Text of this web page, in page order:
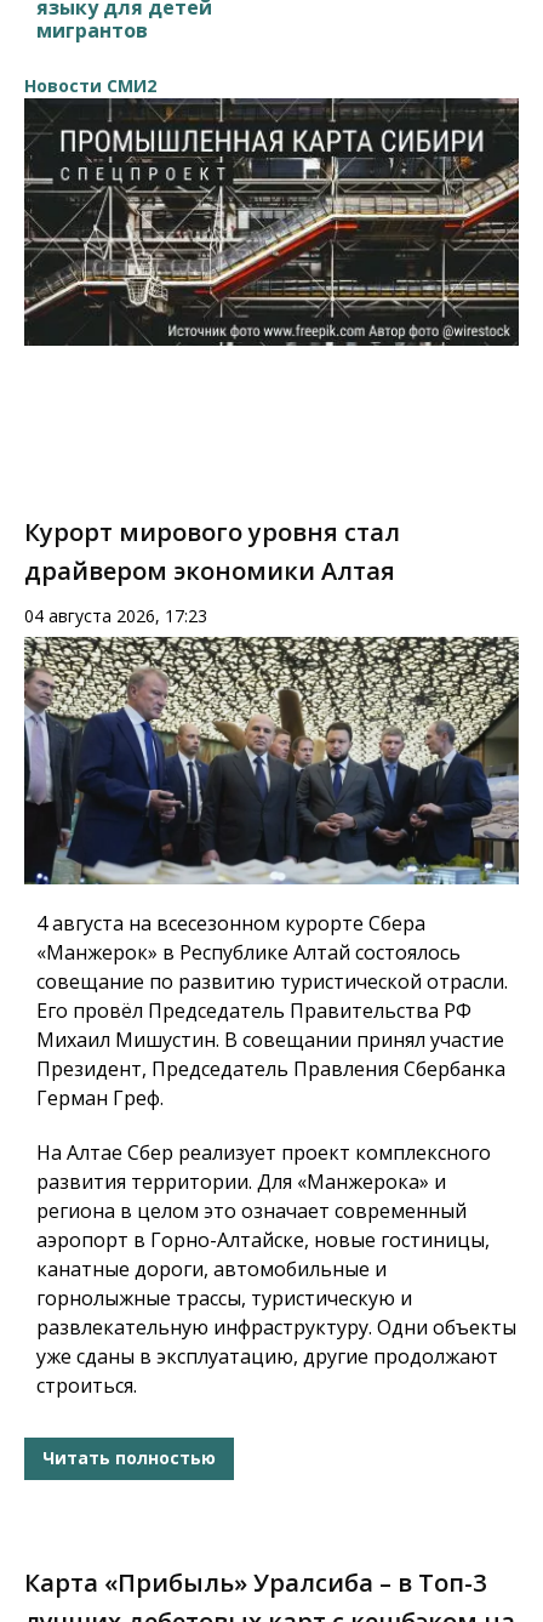
языку для детей
мигрантов
Новости СМИ2
Курорт мирового уровня стал
драйвером экономики Алтая
04 августа 2026, 17:23
4 августа на всесезонном курорте Сбера
«Манжерок» в Республике Алтай состоялось
совещание по развитию туристической отрасли.
Его провёл Председатель Правительства РФ
Михаил Мишустин. В совещании принял участие
Президент, Председатель Правления Сбербанка
Герман Греф.
На Алтае Сбер реализует проект комплексного
развития территории. Для «Манжерока» и
региона в целом это означает современный
аэропорт в Горно-Алтайске, новые гостиницы,
канатные дороги, автомобильные и
горнолыжные трассы, туристическую и
развлекательную инфраструктуру. Одни объекты
уже сданы в эксплуатацию, другие продолжают
строиться.
Читать полностью
Карта «Прибыль» Уралсиба – в Топ-3